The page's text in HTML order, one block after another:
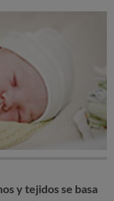
y tejidos se basa